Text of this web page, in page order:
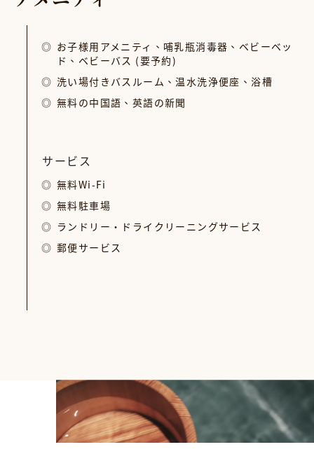
お子様用アメニティ、哺乳瓶消毒器、ベビーベッ
ド、ベビーバス (要予約)
洗い場付きバスルーム、温水洗浄便座、浴槽
無料の中国語、英語の新聞
サービス
無料Wi-Fi
無料駐車場
ランドリー・ドライクリーニングサービス
郵便サービス